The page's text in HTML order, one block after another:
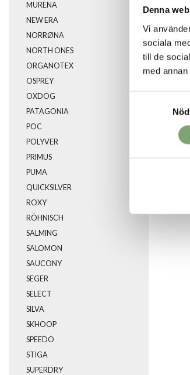
Denna
Vi
sociala
till de
med
MURENA
NEW ERA
NORRØNA
NORTH ONES
ORGANOTEX
OSPREY
OXDOG
PATAGONIA
POC
POLYVER
PRIMUS
PUMA
QUICKSILVER
ROXY
RÖHNISCH
SALMING
SALOMON
SAUCONY
SEGER
SELECT
SILVA
SKHOOP
SPEEDO
STIGA
SUPERDRY